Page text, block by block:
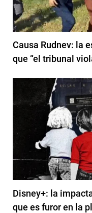
Causa Rudnev: la
que “el tribunal
Disney+: la
que es furor en la